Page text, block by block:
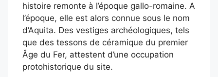
histoire remonte à l’époque gallo-romaine. A
l’époque, elle est alors connue sous le nom
d’Aquita. Des vestiges archéologiques, tels
que des tessons de céramique du premier
Âge du Fer, attestent d’une occupation
protohistorique du site.